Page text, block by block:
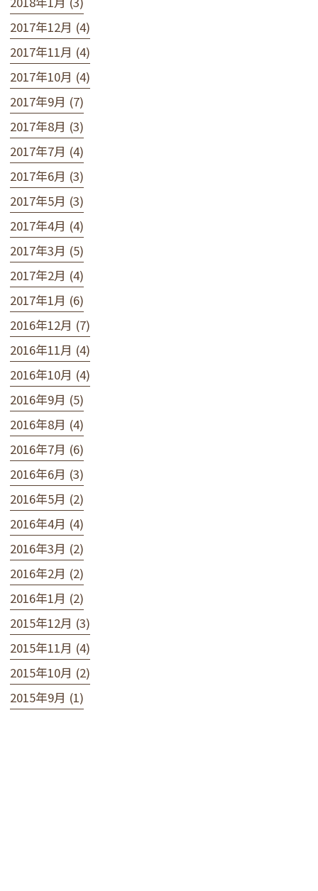
2017年12月 (4)
2017年11月 (4)
2017年10月 (4)
2017年9月 (7)
2017年8月 (3)
2017年7月 (4)
2017年6月 (3)
2017年5月 (3)
2017年4月 (4)
2017年3月 (5)
2017年2月 (4)
2017年1月 (6)
2016年12月 (7)
2016年11月 (4)
2016年10月 (4)
2016年9月 (5)
2016年8月 (4)
2016年7月 (6)
2016年6月 (3)
2016年5月 (2)
2016年4月 (4)
2016年3月 (2)
2016年2月 (2)
2016年1月 (2)
2015年12月 (3)
2015年11月 (4)
2015年10月 (2)
2015年9月 (1)